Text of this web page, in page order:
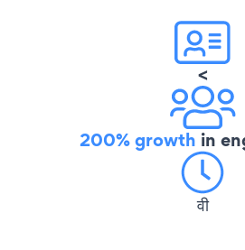
<
200% growth in
वी